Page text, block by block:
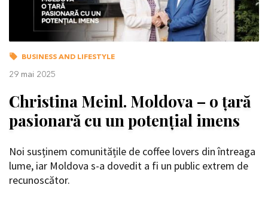
BUSINESS AND LIFESTYLE
29 mai 2025
Christina Meinl. Moldova – o țară
pasionară cu un potențial imens
Noi susținem comunitățile de coffee lovers din întreaga
lume, iar Moldova s-a dovedit a fi un public extrem de
recunoscător.